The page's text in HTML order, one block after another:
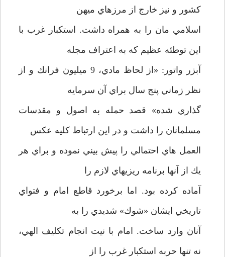
كشور و نيز خارج از مرزهاي ميهن
اسلامي مان را به همراه داشت. استكبار غرب با
اين توطئه عظيم كه به اعتراف مجله
آبزر واتور: «از لحاظ مادي، 9 ميليون فرانك و از
نظر زماني پنج سال براي آن سرمايه
گذاري شده» قصد حمله به اصول و مقدسات
مسلمانان را داشت و در اين ارتباط كليه عكس
العمل هاي احتمالي را پيش بيني نموده و براي هر
يك از آنها برنامه ريزيهاي لازم را
آماده كرده بود. اما برخورد قاطع امام و فتواي
تاريخي ايشان «شوك» شديدي را به
آنان وارد ساخت. امام با نيت انجام تكليف الهي،
نه تنها حربه استكبار غرب را از